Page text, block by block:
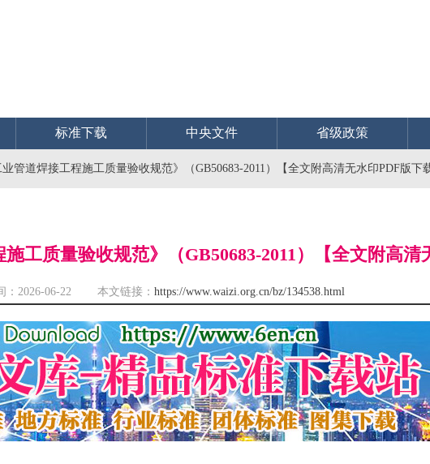
标准下载 中央文件 省级政策
业管道焊接工程施工质量验收规范》（GB50683-2011）【全文附高清无水印PDF版下
工质量验收规范》（GB50683-2011）【全文附高清
：2026-06-22 本文链接：https://www.waizi.org.cn/bz/134538.html